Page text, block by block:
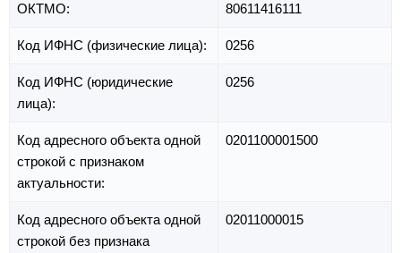
ОКТМО: 80611416111
Код ИФНС (физические лица): 0256
Код ИФНС (юридические
лица):
0256
Код адресного объекта одной
строкой с признаком
актуальности:
0201100001500
Код адресного объекта одной
строкой без признака
02011000015